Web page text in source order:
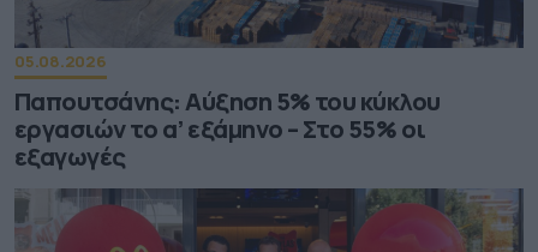
05.08.2026
Παπουτσάνης: Αύξηση 5% του κύκλου
εργασιών το α’ εξάμηνο – Στο 55% οι
εξαγωγές